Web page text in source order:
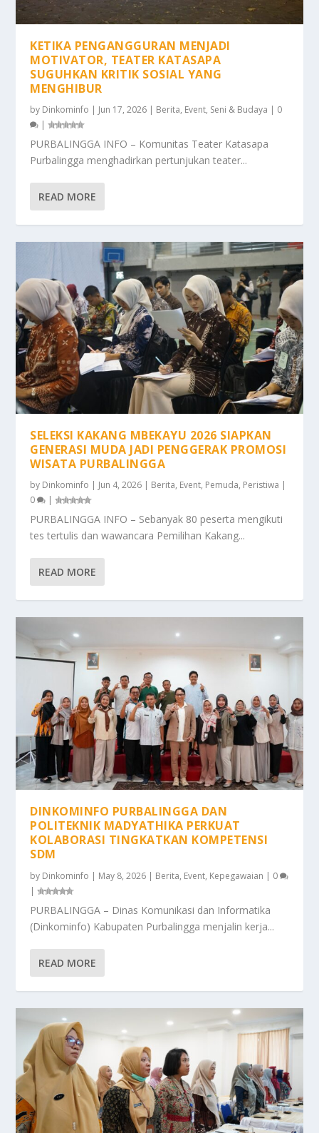
KETIKA PENGANGGURAN MENJADI
MOTIVATOR, TEATER KATASAPA
SUGUHKAN KRITIK SOSIAL YANG
MENGHIBUR
by Dinkominfo | Jun 17, 2026 | Berita, Event, Seni & Budaya | 0
|
PURBALINGGA INFO – Komunitas Teater Katasapa
Purbalingga menghadirkan pertunjukan teater...
READ MORE
SELEKSI KAKANG MBEKAYU 2026 SIAPKAN
GENERASI MUDA JADI PENGGERAK PROMOSI
WISATA PURBALINGGA
by Dinkominfo Jun 4, 2026 Berita, Event, Pemuda, Peristiwa
0
|
PURBALINGGA INFO – Sebanyak 80 peserta mengikuti
tes tertulis dan wawancara Pemilihan Kakang...
READ MORE
DINKOMINFO PURBALINGGA DAN
POLITEKNIK MADYATHIKA PERKUAT
KOLABORASI TINGKATKAN KOMPETENSI
SDM
by Dinkominfo | May 8, 2026 | Berita, Event, Kepegawaian | 0
|
PURBALINGGA – Dinas Komunikasi dan Informatika
(Dinkominfo) Kabupaten Purbalingga menjalin kerja...
READ MORE